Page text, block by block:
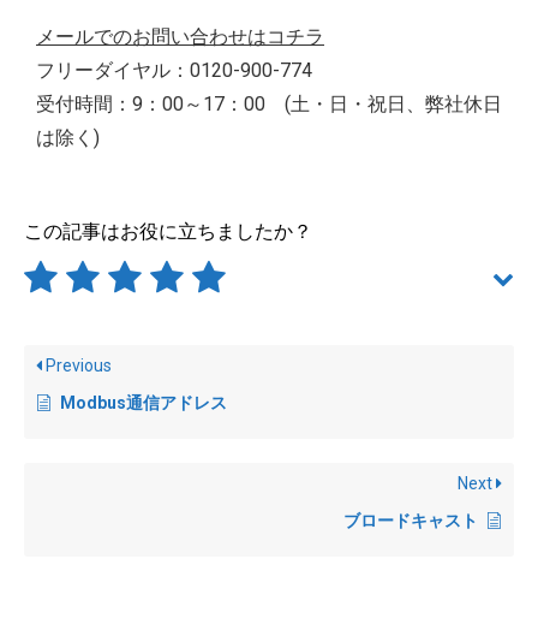
メールでのお問い合わせはコチラ
フリーダイヤル：0120-900-774
受付時間：9：00～17：00 (土・日・祝日、弊社休日
は除く)
この記事はお役に立ちましたか？
Previous
Modbus通信アドレス
Next
ブロードキャスト